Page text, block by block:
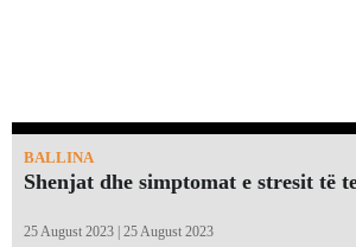
BALLINA
Shenjat dhe simptomat e stresit të
25 August 2023 | 25 August 2023